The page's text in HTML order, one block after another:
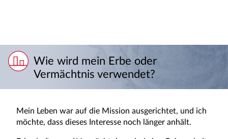
Wie wird mein Erbe oder
Vermächtnis verwendet?
Mein Leben war auf die Mission ausgerichtet, und ich
möchte, dass dieses Interesse noch länger anhält.